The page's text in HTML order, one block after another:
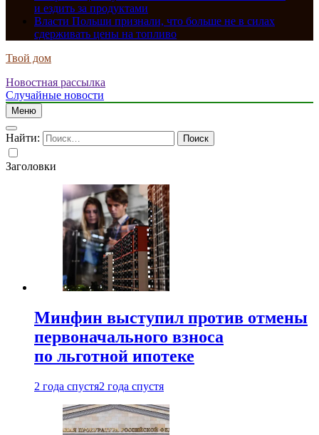
и ездить за продуктами
Власти Польши признали, что больше не в силах
сдерживать цены на топливо
Твой дом
Новостная рассылка
Случайные новости
Меню
Найти:
Заголовки
Минфин выступил против отмены
первоначального взноса
по льготной ипотеке
2 года спустя2 года спустя